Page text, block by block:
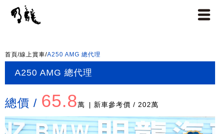
首頁/線上賞車/A250 AMG 總代理
A250 AMG 總代理
總價 / 65.8萬 | 新車參考價 / 202萬